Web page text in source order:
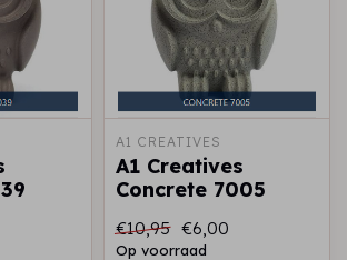
A1 CREATIVES
A1 Creatives
Concrete 7005
€10,95 €6,00
Op voorraad